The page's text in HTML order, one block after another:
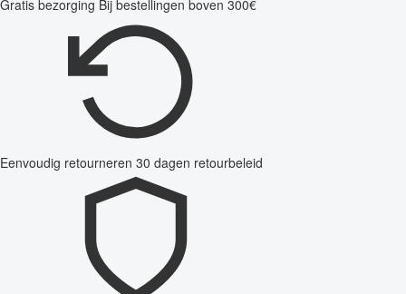
Gratis bezorging Bij bestellingen boven 300€
Eenvoudig retourneren 30 dagen retourbeleid